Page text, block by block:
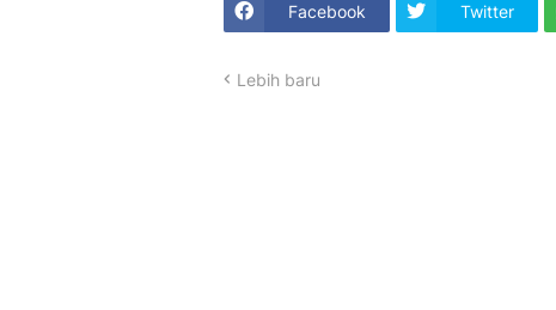
Facebook Twitter
Lebih baru